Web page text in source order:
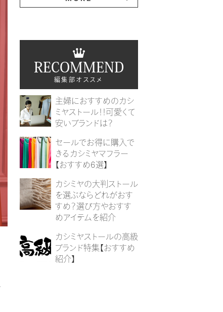
RECOMMEND
編集部オススメ
主婦におすすめのカシ
ミヤストール！！可愛くて
安いブランドは？
セールでお得に購入で
きるカシミヤマフラー
【おすすめ6選】
カシミヤの大判ストール
を選ぶならどれがおす
すめ？選び方やおすす
めアイテムを紹介
カシミヤストールの高級
ブランド特集【おすすめ
紹介】